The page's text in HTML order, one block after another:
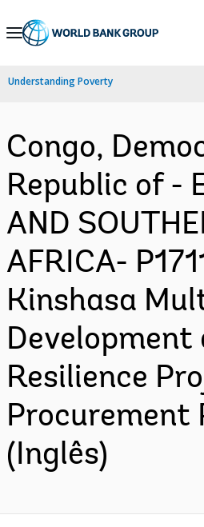
Skip
Navigation
Understanding Poverty
Congo,
Republic of -
AND
AFRICA-
Kinshasa
Development
Resilience
Procurement
(Inglês)